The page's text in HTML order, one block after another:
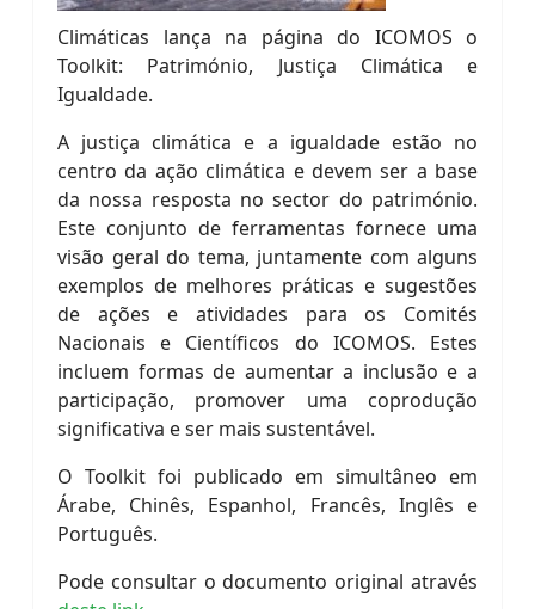
Climáticas lança na página do ICOMOS o
Toolkit: Património, Justiça Climática e
Igualdade.
A justiça climática e a igualdade estão no
centro da ação climática e devem ser a base
da nossa resposta no sector do património.
Este conjunto de ferramentas fornece uma
visão geral do tema, juntamente com alguns
exemplos de melhores práticas e sugestões
de ações e atividades para os Comités
Nacionais e Científicos do ICOMOS. Estes
incluem formas de aumentar a inclusão e a
participação, promover uma coprodução
significativa e ser mais sustentável.
O Toolkit foi publicado em simultâneo em
Árabe, Chinês, Espanhol, Francês, Inglês e
Português.
Pode consultar o documento original através